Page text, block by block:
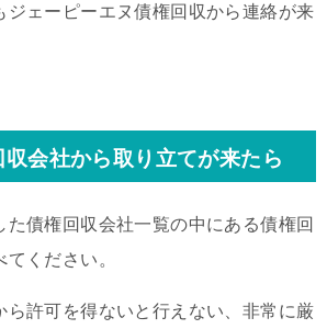
ジェーピーエヌ債権回収から連絡が来
会社から取り立てが来たら
た債権回収会社一覧の中にある債権回
ください。
ら許可を得ないと行えない、非常に厳